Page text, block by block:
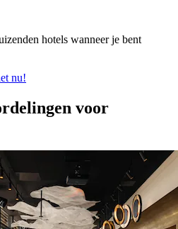
hotels wanneer je bent
nu!
voor